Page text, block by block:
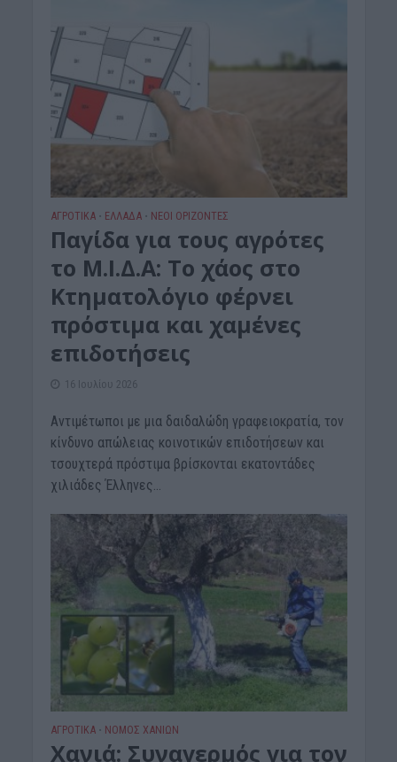
ΑΓΡΟΤΙΚΑ • ΕΛΛΑΔΑ • ΝΕΟΙ ΟΡΙΖΟΝΤΕΣ
Παγίδα για τους αγρότες
το Μ.Ι.Δ.Α: Το χάος στο
Κτηματολόγιο φέρνει
πρόστιμα και χαμένες
επιδοτήσεις
16 Ιουλίου 2026
Αντιμέτωποι με μια δαιδαλώδη γραφειοκρατία, τον
κίνδυνο απώλειας κοινοτικών επιδοτήσεων και
τσουχτερά πρόστιμα βρίσκονται εκατοντάδες
χιλιάδες Έλληνες...
ΑΓΡΟΤΙΚΑ • ΝΟΜΌΣ ΧΑΝΊΩΝ
Χανιά: Συναγερμός για τον